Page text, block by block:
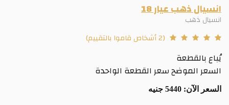
انسيال ذهب عيار 18
انسيال ذهب
(2 أشخاص قاموا بالتقييم)
يُباع بالقطعة
السعر الموضح سعر القطعة الواحدة
السعر الآن: